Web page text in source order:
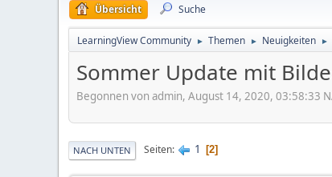
Übersicht Suche
LearningView Community ► Themen ► Neuigkeiten ►
Sommer Update mit
Begonnen von admin, August 14, 2020, 03:58:33
NACH UNTEN Seiten 1 2